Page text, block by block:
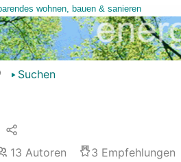
Suchen
13 Autoren 3 Empfehlungen